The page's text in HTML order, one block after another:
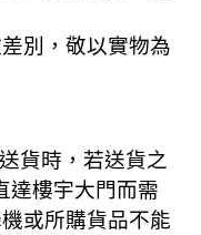
別，敬以實物為
貨時 ， 若送貨之
達樓宇大門而需
或所購貨品不能